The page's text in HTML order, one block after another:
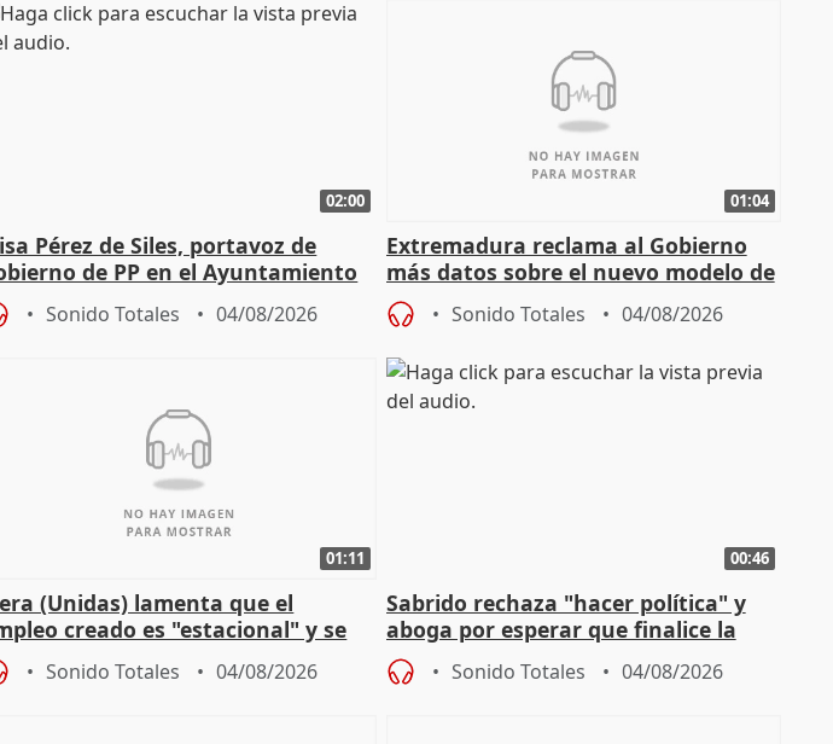
02:00
Pérez de Siles, portavoz de
de PP en el Ayuntamiento
Málaga, deja la política
Sonido Totales 04/08/2026
01:04
Extremadura reclama al Gobierno
más datos sobre el nuevo modelo de
financiación
Sonido Totales 04/08/2026
01:11
(Unidas) lamenta que el
creado es "estacional" y se
al acabar el verano
Sonido Totales 04/08/2026
00:46
Sabrido rechaza "hacer política" y
aboga por esperar que finalice la
investigación del incendio
Sonido Totales 04/08/2026